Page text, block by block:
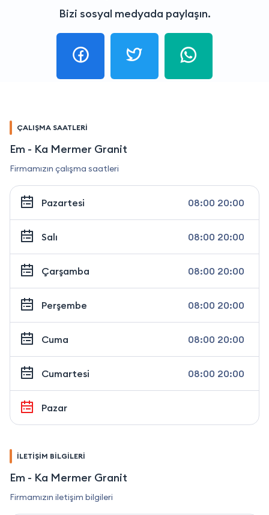
Bizi sosyal medyada paylaşın.
ÇALIŞMA SAATLERİ
Em - Ka Mermer Granit
Firmamızın çalışma saatleri
Pazartesi 08:00 20:00
Salı 08:00 20:00
Çarşamba 08:00 20:00
Perşembe 08:00 20:00
Cuma 08:00 20:00
Cumartesi 08:00 20:00
Pazar
İLETİŞİM BİLGİLERİ
Em - Ka Mermer Granit
Firmamızın iletişim bilgileri